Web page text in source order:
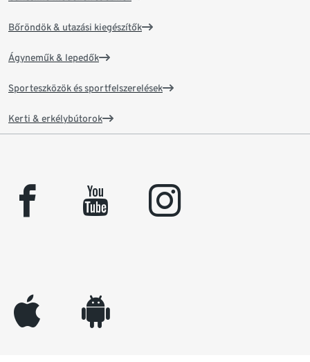
Bőröndök & utazási kiegészítők
Ágyneműk & lepedők
Sporteszközök és sportfelszerelések
Kerti & erkélybútorok
facebook youtube instagram
appleinc android